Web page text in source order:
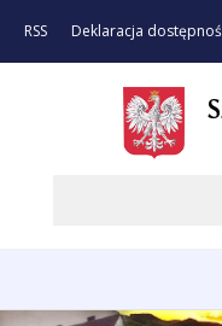
RSS Deklaracja